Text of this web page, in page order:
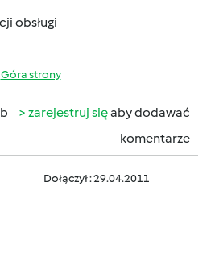
obsługi
Góra strony
zarejestruj sięaby dodawać
komentarze
Dołączył : 29.04.2011